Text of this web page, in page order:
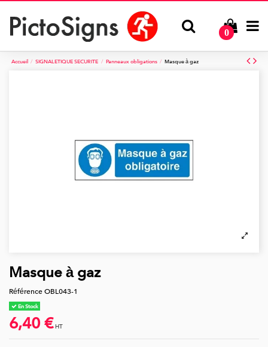
0
Accueil SIGNALETIQUE SECURITE Panneaux obligations Masque à gaz
Masque à gaz
Référence OBL043-1
En Stock
6,40 € HT